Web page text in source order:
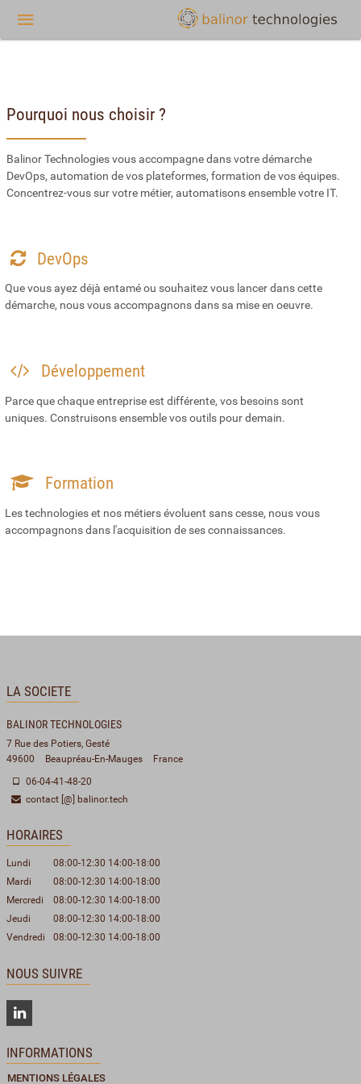
Pourquoi nous choisir ?
Balinor Technologies vous accompagne dans votre démarche
DevOps, automation de vos plateformes, formation de vos équipes.
Concentrez-vous sur votre métier, automatisons ensemble votre IT.
DevOps
Que vous ayez déjà entamé ou souhaitez vous lancer dans cette
démarche, nous vous accompagnons dans sa mise en oeuvre.
Développement
Parce que chaque entreprise est différente, vos besoins sont
uniques. Construisons ensemble vos outils pour demain.
Formation
Les technologies et nos métiers évoluent sans cesse, nous vous
accompagnons dans l'acquisition de ses connaissances.
LA SOCIETE
BALINOR TECHNOLOGIES
7 Rue des Potiers, Gesté
49600
Beaupréau-En-Mauges France
06-04-41-48-20
contact [@] balinor.tech
HORAIRES
Lundi
08:00-12:30 14:00-18:00
Mardi
08:00-12:30 14:00-18:00
Mercredi
08:00-12:30 14:00-18:00
Jeudi
08:00-12:30 14:00-18:00
Vendredi
08:00-12:30 14:00-18:00
NOUS SUIVRE
INFORMATIONS
MENTIONS LÉGALES